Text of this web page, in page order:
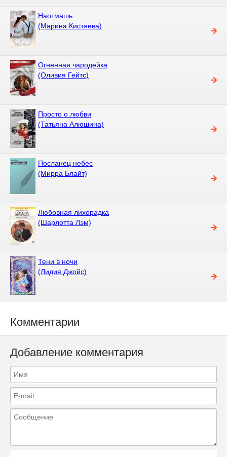
Наотмашь
(Марина Кистяева)
Огненная чародейка
(Оливия Гейтс)
Просто о любви
(Татьяна Алюшина)
Посланец небес
(Мирра Блайт)
Любовная лихорадка
(Шарлотта Лэм)
Тени в ночи
(Лидия Джойс)
Комментарии
Добавление комментария